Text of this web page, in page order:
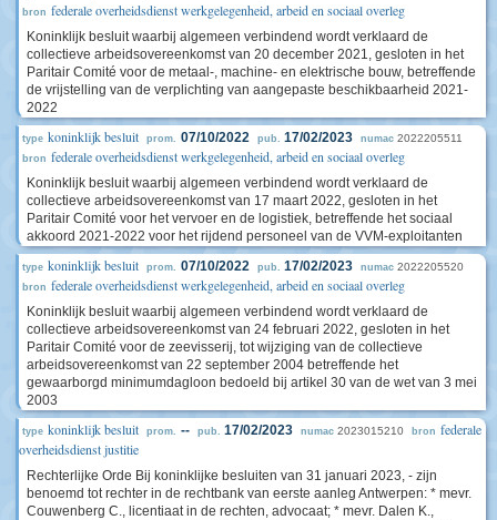
bron federale overheidsdienst werkgelegenheid, arbeid en sociaal overleg
Koninklijk besluit waarbij algemeen verbindend wordt verklaard de
collectieve arbeidsovereenkomst van 20 december 2021, gesloten in het
Paritair Comité voor de metaal-, machine- en elektrische bouw, betreffende
de vrijstelling van de verplichting van aangepaste beschikbaarheid 2021-
2022
type koninklijk besluit prom. 07/10/2022 pub. 17/02/2023 numac 2022205511
bron federale overheidsdienst werkgelegenheid, arbeid en sociaal overleg
Koninklijk besluit waarbij algemeen verbindend wordt verklaard de
collectieve arbeidsovereenkomst van 17 maart 2022, gesloten in het
Paritair Comité voor het vervoer en de logistiek, betreffende het sociaal
akkoord 2021-2022 voor het rijdend personeel van de VVM-exploitanten
type koninklijk besluit prom. 07/10/2022 pub. 17/02/2023 numac 2022205520
bron federale overheidsdienst werkgelegenheid, arbeid en sociaal overleg
Koninklijk besluit waarbij algemeen verbindend wordt verklaard de
collectieve arbeidsovereenkomst van 24 februari 2022, gesloten in het
Paritair Comité voor de zeevisserij, tot wijziging van de collectieve
arbeidsovereenkomst van 22 september 2004 betreffende het
gewaarborgd minimumdagloon bedoeld bij artikel 30 van de wet van 3 mei
2003
type koninklijk besluit prom. -- pub. 17/02/2023 numac 2023015210 bron federale
overheidsdienst justitie
Rechterlijke Orde Bij koninklijke besluiten van 31 januari 2023, - zijn
benoemd tot rechter in de rechtbank van eerste aanleg Antwerpen: * mevr.
Couwenberg C., licentiaat in de rechten, advocaat; * mevr. Dalen K.,